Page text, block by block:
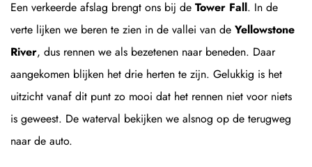
Een verkeerde afslag brengt ons bij de Tower Fall. In de
verte lijken we beren te zien in de vallei van de Yellowstone
River, dus rennen we als bezetenen naar beneden. Daar
aangekomen blijken het drie herten te zijn. Gelukkig is het
uitzicht vanaf dit punt zo mooi dat het rennen niet voor niets
is geweest. De waterval bekijken we alsnog op de terugweg
naar de auto.